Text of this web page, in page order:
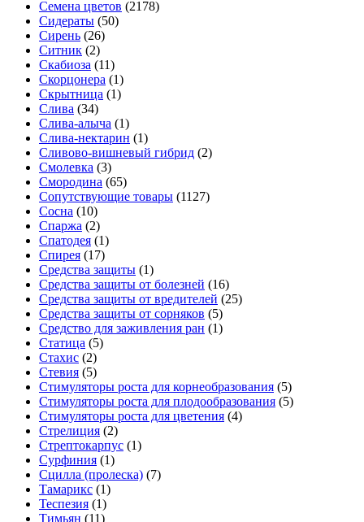
Семена цветов (2178)
Сидераты (50)
Сирень (26)
Ситник (2)
Скабиоза (11)
Скорцонера (1)
Скрытница (1)
Слива (34)
Слива-алыча (1)
Слива-нектарин (1)
Сливово-вишневый гибрид (2)
Смолевка (3)
Смородина (65)
Сопутствующие товары (1127)
Сосна (10)
Спаржа (2)
Спатодея (1)
Спирея (17)
Средства защиты (1)
Средства защиты от болезней (16)
Средства защиты от вредителей (25)
Средства защиты от сорняков (5)
Средство для заживления ран (1)
Статица (5)
Стахис (2)
Стевия (5)
Стимуляторы роста для корнеобразования (5)
Стимуляторы роста для плодообразования (5)
Стимуляторы роста для цветения (4)
Стрелиция (2)
Стрептокарпус (1)
Сурфиния (1)
Сцилла (пролеска) (7)
Тамарикс (1)
Теспезия (1)
Тимьян (11)